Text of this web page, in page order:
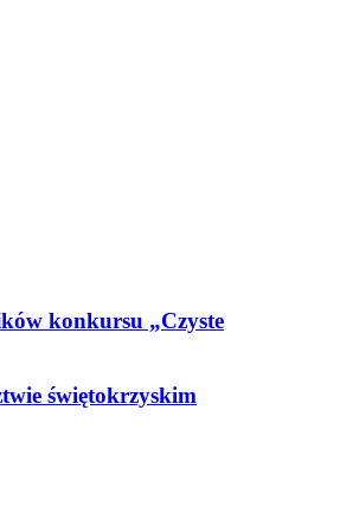
konkursu „Czyste
świętokrzyskim